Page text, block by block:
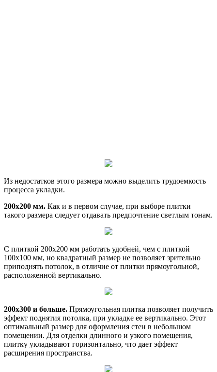
Из недостатков этого размера можно выделить трудоемкость
процесса укладки.
200х200 мм. Как и в первом случае, при выборе плитки
такого размера следует отдавать предпочтение светлым тонам.
С плиткой 200х200 мм работать удобней, чем с плиткой
100х100 мм, но квадратный размер не позволяет зрительно
приподнять потолок, в отличие от плитки прямоугольной,
расположенной вертикально.
200х300 и больше. Прямоугольная плитка позволяет получить
эффект поднятия потолка, при укладке ее вертикально. Этот
оптимальный размер для оформления стен в небольшом
помещении. Для отделки длинного и узкого помещения,
плитку укладывают горизонтально, что дает эффект
расширения пространства.